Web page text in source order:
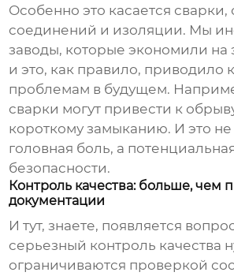
Особенно это касается
соединений и изоляции. Мы
заводы, которые экономили на
и это, как правило, приводило
проблемам в будущем.
сварки могут привести к
короткому замыканию. И это не
головная боль, а
безопасности.
Контроль качества: больше, чем
документации
И тут, знаете, появляется
серьезный контроль качества
ограничиваются проверкой